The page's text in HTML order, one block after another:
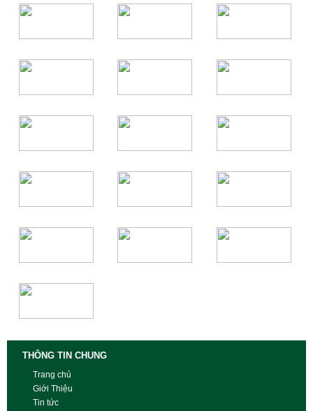
THÔNG TIN CHUNG
Trang chủ
Giới Thiệu
Tin tức